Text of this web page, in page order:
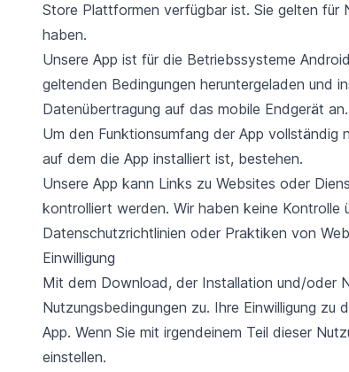
Store Plattformen verfügbar ist. Sie gelten für
haben.
Unsere App ist für die Betriebssysteme
geltenden Bedingungen heruntergeladen und
Datenübertragung auf das mobile Endgerät an.
Um den Funktionsumfang der App vollständig
auf dem die App installiert ist, bestehen.
Unsere App kann Links zu Websites oder
kontrolliert werden. Wir haben keine Kontrolle
Datenschutzrichtlinien oder Praktiken von
Einwilligung
Mit dem Download, der Installation und/oder
Nutzungsbedingungen zu. Ihre Einwilligung
App. Wenn Sie mit irgendeinem Teil dieser
einstellen.